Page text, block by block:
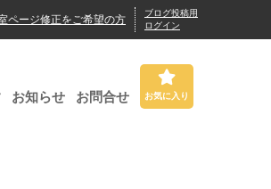
ページ修正をご希望の方
ブログ投稿用
ログイン
お知らせ お問合せ お気に入り